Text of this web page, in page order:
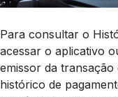
Para consultar o
acessar o aplicativo
emissor da
histórico de